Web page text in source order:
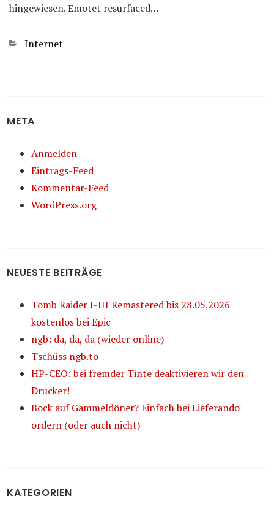
hingewiesen. Emotet resurfaced…
Kategorien
Internet
META
Anmelden
Eintrags-Feed
Kommentar-Feed
WordPress.org
NEUESTE BEITRÄGE
Tomb Raider I-III Remastered bis 28.05.2026
kostenlos bei Epic
ngb: da, da, da (wieder online)
Tschüss ngb.to
HP-CEO: bei fremder Tinte deaktivieren wir den
Drucker!
Bock auf Gammeldöner? Einfach bei Lieferando
ordern (oder auch nicht)
KATEGORIEN